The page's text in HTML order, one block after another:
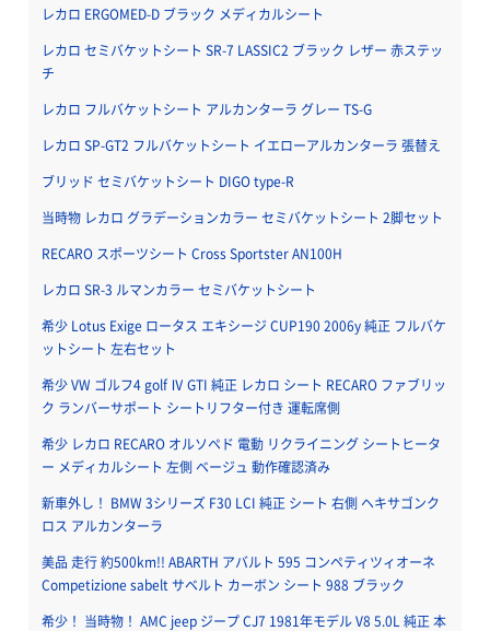
レカロ ERGOMED-D ブラック メディカルシート
レカロ セミバケットシート SR-7 LASSIC2 ブラック レザー 赤ステッ
チ
レカロ フルバケットシート アルカンターラ グレー TS-G
レカロ SP-GT2 フルバケットシート イエローアルカンターラ 張替え
ブリッド セミバケットシート DIGO type-R
当時物 レカロ グラデーションカラー セミバケットシート 2脚セット
RECARO スポーツシート Cross Sportster AN100H
レカロ SR-3 ルマンカラー セミバケットシート
希少 Lotus Exige ロータス エキシージ CUP190 2006y 純正 フルバケ
ットシート 左右セット
希少 VW ゴルフ4 golf Ⅳ GTI 純正 レカロ シート RECARO ファブリッ
ク ランバーサポート シートリフター付き 運転席側
希少 レカロ RECARO オルソペド 電動 リクライニング シートヒータ
ー メディカルシート 左側 ベージュ 動作確認済み
新車外し！ BMW 3シリーズ F30 LCI 純正 シート 右側 ヘキサゴンク
ロス アルカンターラ
美品 走行 約500km!! ABARTH アバルト 595 コンペティツィオーネ
Competizione sabelt サベルト カーボン シート 988 ブラック
希少！ 当時物！ AMC jeep ジープ CJ7 1981年モデル V8 5.0L 純正 本